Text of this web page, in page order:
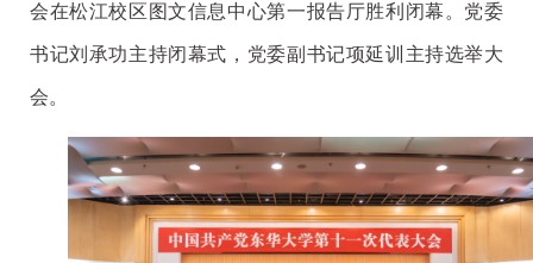
会在松江校区图文信息中心第一报告厅胜利闭幕。党委
书记刘承功主持闭幕式，党委副书记项延训主持选举大
会。